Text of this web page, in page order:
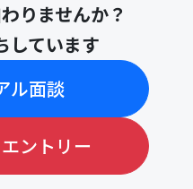
りませんか？
しています
ル面談
ントリー